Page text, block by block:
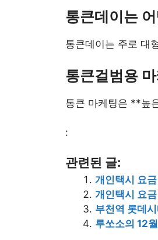
통큰데이는
통큰데이는 주로 대
통큰걸범용
통큰 마케팅은 **높
:
관련된 글:
개인택시 요
개인택시 요
부천역 롯데
루쏘소의 12